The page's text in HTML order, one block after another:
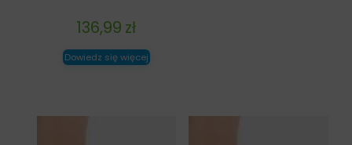
136,99 zł
Dowiedz się więcej